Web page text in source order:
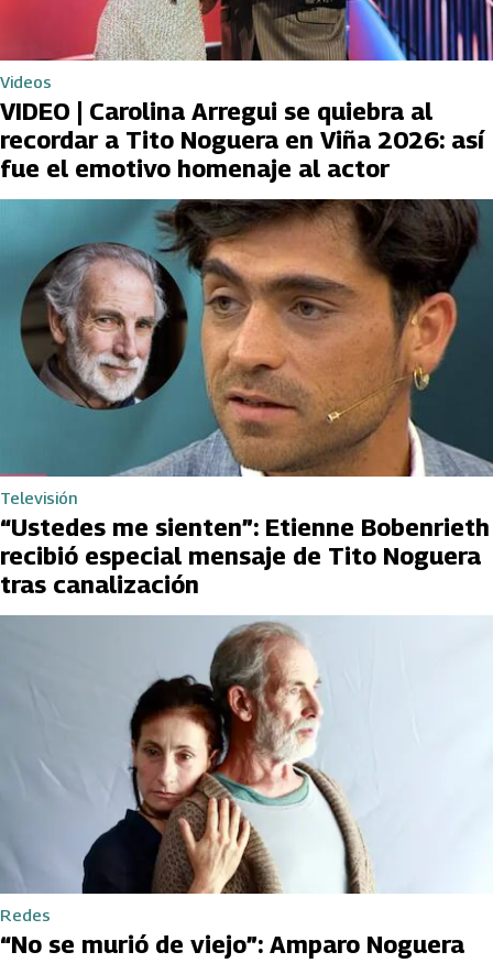
Videos
VIDEO | Carolina Arregui se quiebra al
recordar a Tito Noguera en Viña 2026: así
fue el emotivo homenaje al actor
Televisión
“Ustedes me sienten”: Etienne Bobenrieth
recibió especial mensaje de Tito Noguera
tras canalización
Redes
“No se murió de viejo”: Amparo Noguera